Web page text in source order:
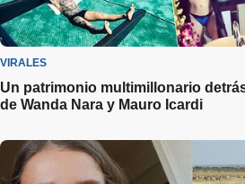
VIRALES
Un patrimonio multimillonario
de Wanda Nara y Mauro Icardi